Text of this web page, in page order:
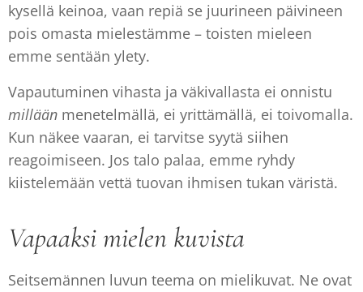
kysellä keinoa, vaan repiä se juurineen päivineen
pois omasta mielestämme – toisten mieleen
emme sentään ylety.
Vapautuminen vihasta ja väkivallasta ei onnistu
millään menetelmällä, ei yrittämällä, ei toivomalla.
Kun näkee vaaran, ei tarvitse syytä siihen
reagoimiseen. Jos talo palaa, emme ryhdy
kiistelemään vettä tuovan ihmisen tukan väristä.
Vapaaksi mielen kuvista
Seitsemännen luvun teema on mielikuvat. Ne ovat